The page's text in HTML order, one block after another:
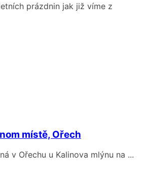
prázdnin jak již víme z
místě, Ořech
v Ořechu u Kalinova mlýnu na ...